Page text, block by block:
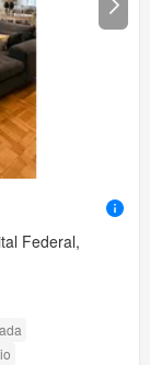
Federal,